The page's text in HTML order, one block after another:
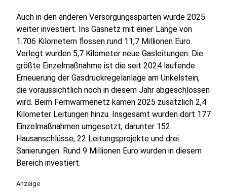
Auch in den anderen Versorgungssparten wurde 2025
weiter investiert. Ins Gasnetz mit einer Länge von
1.706 Kilometern flossen rund 11,7 Millionen Euro.
Verlegt wurden 5,7 Kilometer neue Gasleitungen. Die
größte Einzelmaßnahme ist die seit 2024 laufende
Erneuerung der Gasdruckregelanlage am Unkelstein,
die voraussichtlich noch in diesem Jahr abgeschlossen
wird. Beim Fernwärmenetz kamen 2025 zusätzlich 2,4
Kilometer Leitungen hinzu. Insgesamt wurden dort 177
Einzelmaßnahmen umgesetzt, darunter 152
Hausanschlüsse, 22 Leitungsprojekte und drei
Sanierungen. Rund 9 Millionen Euro wurden in diesem
Bereich investiert.
Anzeige